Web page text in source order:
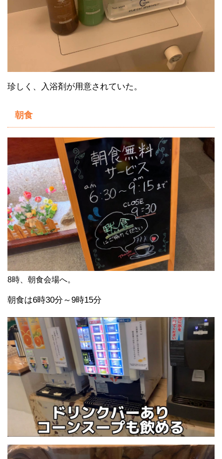
珍しく、入浴剤が用意されていた。
朝食
8時、朝食会場へ。
朝食は6時30分～9時15分